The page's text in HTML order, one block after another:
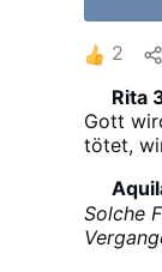
2
Rita
Gott
tötet,
Solche